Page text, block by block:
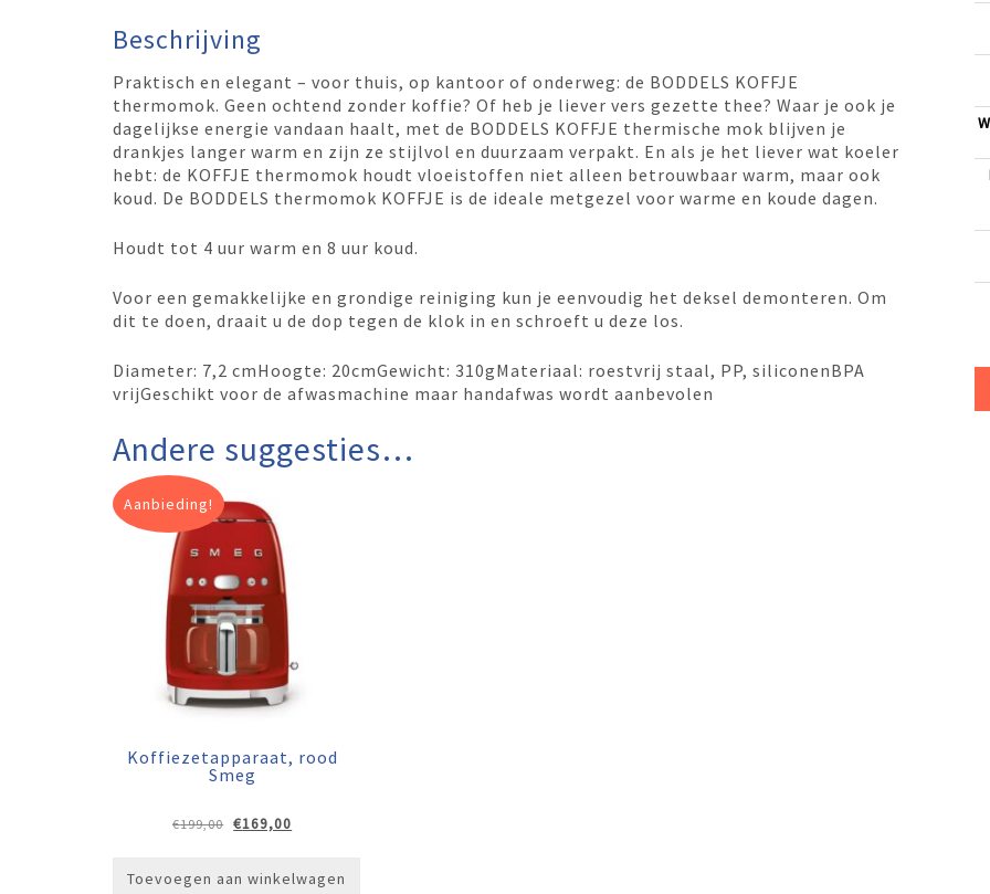
Beschrijving
Praktisch en elegant – voor thuis, op kantoor of onderweg: de BODDELS KOFFJE
thermomok. Geen ochtend zonder koffie? Of heb je liever vers gezette thee? Waar je ook je
dagelijkse energie vandaan haalt, met de BODDELS KOFFJE thermische mok blijven je
drankjes langer warm en zijn ze stijlvol en duurzaam verpakt. En als je het liever wat koeler
hebt: de KOFFJE thermomok houdt vloeistoffen niet alleen betrouwbaar warm, maar ook
koud. De BODDELS thermomok KOFFJE is de ideale metgezel voor warme en koude dagen.
Houdt tot 4 uur warm en 8 uur koud.
Voor een gemakkelijke en grondige reiniging kun je eenvoudig het deksel demonteren. Om
dit te doen, draait u de dop tegen de klok in en schroeft u deze los.
Diameter: 7,2 cmHoogte: 20cmGewicht: 310gMateriaal: roestvrij staal, PP, siliconenBPA
vrijGeschikt voor de afwasmachine maar handafwas wordt aanbevolen
Andere suggesties…
Aanbieding!
Koffiezetapparaat, rood
Smeg
€199,00 Oorspronkelijke
€199,00.
€169,00
€169,00.
Toevoegen aan winkelwagen